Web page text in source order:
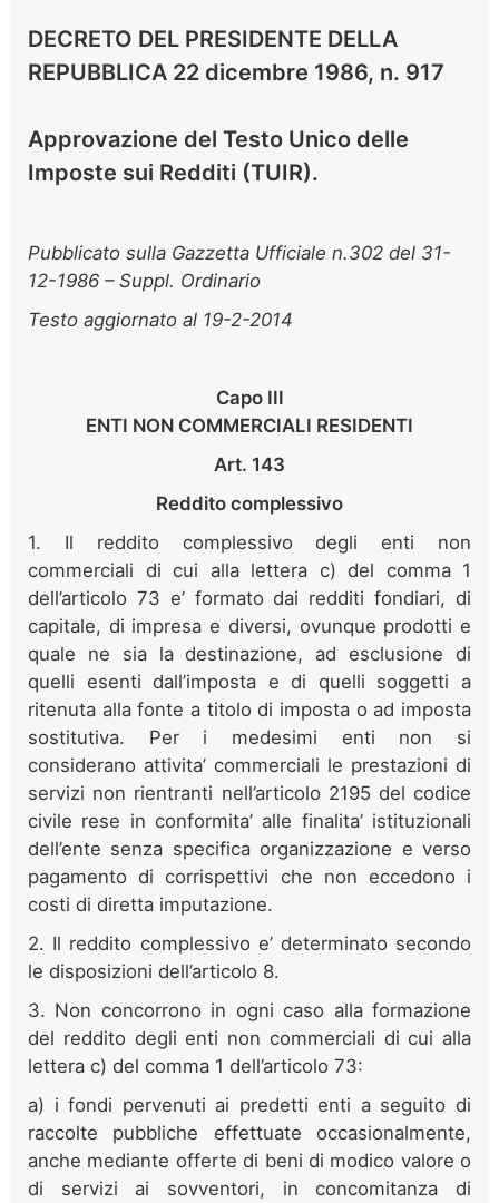
DECRETO DEL PRESIDENTE DELLA
REPUBBLICA 22 dicembre 1986, n. 917
Approvazione del Testo Unico delle
Imposte sui Redditi (TUIR).
Pubblicato sulla Gazzetta Ufficiale n.302 del 31-
12-1986 – Suppl. Ordinario
Testo aggiornato al 19-2-2014
Capo III
ENTI NON COMMERCIALI RESIDENTI
Art. 143
Reddito complessivo
1. Il reddito complessivo degli enti non
commerciali di cui alla lettera c) del comma 1
dell’articolo 73 e’ formato dai redditi fondiari, di
capitale, di impresa e diversi, ovunque prodotti e
quale ne sia la destinazione, ad esclusione di
quelli esenti dall’imposta e di quelli soggetti a
ritenuta alla fonte a titolo di imposta o ad imposta
sostitutiva. Per i medesimi enti non si
considerano attivita’ commerciali le prestazioni di
servizi non rientranti nell’articolo 2195 del codice
civile rese in conformita’ alle finalita’ istituzionali
dell’ente senza specifica organizzazione e verso
pagamento di corrispettivi che non eccedono i
costi di diretta imputazione.
2. Il reddito complessivo e’ determinato secondo
le disposizioni dell’articolo 8.
3. Non concorrono in ogni caso alla formazione
del reddito degli enti non commerciali di cui alla
lettera c) del comma 1 dell’articolo 73:
a) i fondi pervenuti ai predetti enti a seguito di
raccolte pubbliche effettuate occasionalmente,
anche mediante offerte di beni di modico valore o
di servizi ai sovventori, in concomitanza di